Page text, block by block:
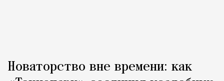
Новаторство вне времени: как